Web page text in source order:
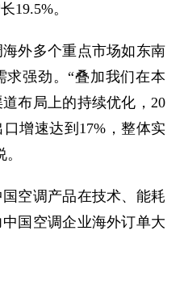
19.5%。
外多个重点市场如东南
求强劲。“叠加我们在本
布局上的持续优化，20
增速达到17%，整体实
空调产品在技术、能耗
国空调企业海外订单大